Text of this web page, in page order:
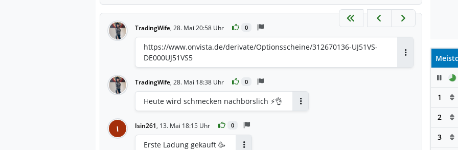
TradingWife, 28. Mai 20:58 Uhr 0
https://www.onvista.de/derivate/Optionsscheine/312670136-UJ51VS-
DE000UJ51VS5
TradingWife, 28. Mai 18:38 Uhr 0
Heute wird schmecken nachbörslich ⚡️👌
I Isin261, 13. Mai 18:15 Uhr 0
Erste Ladung gekauft 🥳
1
2
3